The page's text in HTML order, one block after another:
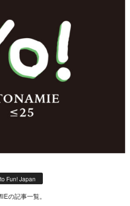
Fun! Japan
の記事一覧。